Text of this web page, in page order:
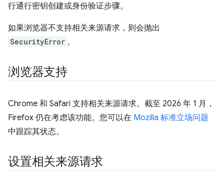
行通行密钥创建或身份验证步骤。
如果浏览器不支持相关来源请求，则会抛出
SecurityError 。
浏览器支持
Chrome 和 Safari 支持相关来源请求。截至 2026 年 1 月，
Firefox 仍在考虑该功能。您可以在 Mozilla 标准立场问题
中跟踪其状态。
设置相关来源请求